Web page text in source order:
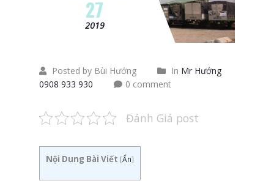
27
2019
Posted by Bùi Hướng In Mr Hướng
0908 933 930
0 comment
Đánh Giá post
Nội Dung Bài Viết [Ẩn]